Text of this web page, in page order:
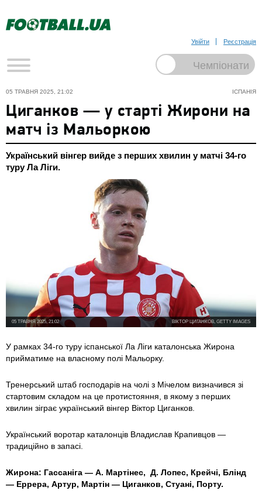
Увійти Реєстрація
ІСПАНІЯ
05 ТРАВНЯ 2025, 21:02
Циганков — у старті Жирони на
матч із Мальоркою
Український вінгер вийде з перших хвилин у матчі 34-го
туру Ла Ліги.
ВІКТОР ЦИГАНКОВ, GETTY IMAGES
05 ТРАВНЯ 2025, 21:02
У рамках 34-го туру іспанської Ла Ліги каталонська Жирона
прийматиме на власному полі Мальорку.
Тренерський штаб господарів на чолі з Мічелом визначився зі
стартовим складом на це протистояння, в якому з перших
хвилин зіграє український вінгер Віктор Циганков.
Український воротар каталонців Владислав Крапивцов —
традиційно в запасі.
Жирона: Гассаніга — А. Мартінес, Д. Лопес, Крейчі, Блінд
— Еррера, Артур, Мартін — Циганков, Стуані, Порту.